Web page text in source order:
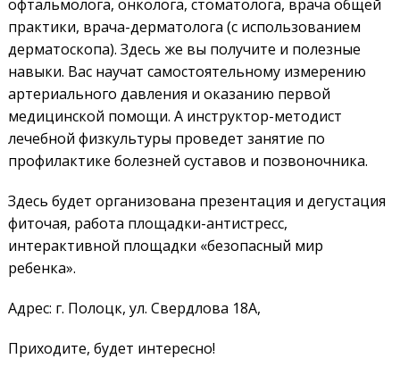
офтальмолога, онколога, стоматолога, врача общей
практики, врача-дерматолога (с использованием
дерматоскопа). Здесь же вы получите и полезные
навыки. Вас научат самостоятельному измерению
артериального давления и оказанию первой
медицинской помощи. А инструктор-методист
лечебной физкультуры проведет занятие по
профилактике болезней суставов и позвоночника.
Здесь будет организована презентация и дегустация
фиточая, работа площадки-антистресс,
интерактивной площадки «безопасный мир
ребенка».
Адрес: г. Полоцк, ул. Свердлова 18А,
Приходите, будет интересно!